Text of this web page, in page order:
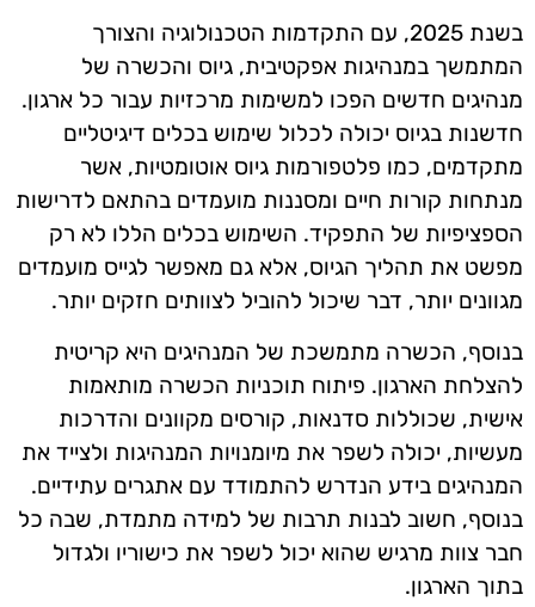
בשנת 2025, עם התקדמות הטכנולוגיה והצורך
המתמשך במנהיגות אפקטיבית, גיוס והכשרה של
מנהיגים חדשים הפכו למשימות מרכזיות עבור כל ארגון.
חדשנות בגיוס יכולה לכלול שימוש בכלים דיגיטליים
מתקדמים, כמו פלטפורמות גיוס אוטומטיות, אשר
מנתחות קורות חיים ומסננות מועמדים בהתאם לדרישות
הספציפיות של התפקיד. השימוש בכלים הללו לא רק
מפשט את תהליך הגיוס, אלא גם מאפשר לגייס מועמדים
מגוונים יותר, דבר שיכול להוביל לצוותים חזקים יותר.
בנוסף, הכשרה מתמשכת של המנהיגים היא קריטית
להצלחת הארגון. פיתוח תוכניות הכשרה מותאמות
אישית, שכוללות סדנאות, קורסים מקוונים והדרכות
מעשיות, יכולה לשפר את מיומנויות המנהיגות ולצייד את
המנהיגים בידע הנדרש להתמודד עם אתגרים עתידיים.
בנוסף, חשוב לבנות תרבות של למידה מתמדת, שבה כל
חבר צוות מרגיש שהוא יכול לשפר את כישוריו ולגדול
בתוך הארגון.